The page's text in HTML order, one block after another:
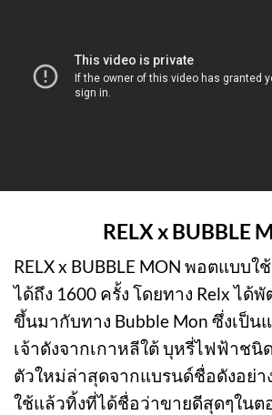
RELX x BUBBLE
RELX x BUBBLE MON พอตแบบ
ได้ถึง 1600 ครั้ง โดยทาง Relx ได้
ขึ้นมากับทาง Bubble Mon ซึ่งเป็
เจ้าดังจากเกาหลีใต้ บุหรี่ไฟฟ้าชนิ
ตัวใหม่ล่าสุดจากแบรนด์ชื่อดังอย่า
ใช้แล้วทิ้งที่ได้ชื่อว่าขายดีสุดๆในต